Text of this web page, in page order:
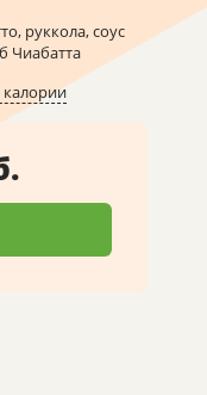
руккола, соус
Чиабатта